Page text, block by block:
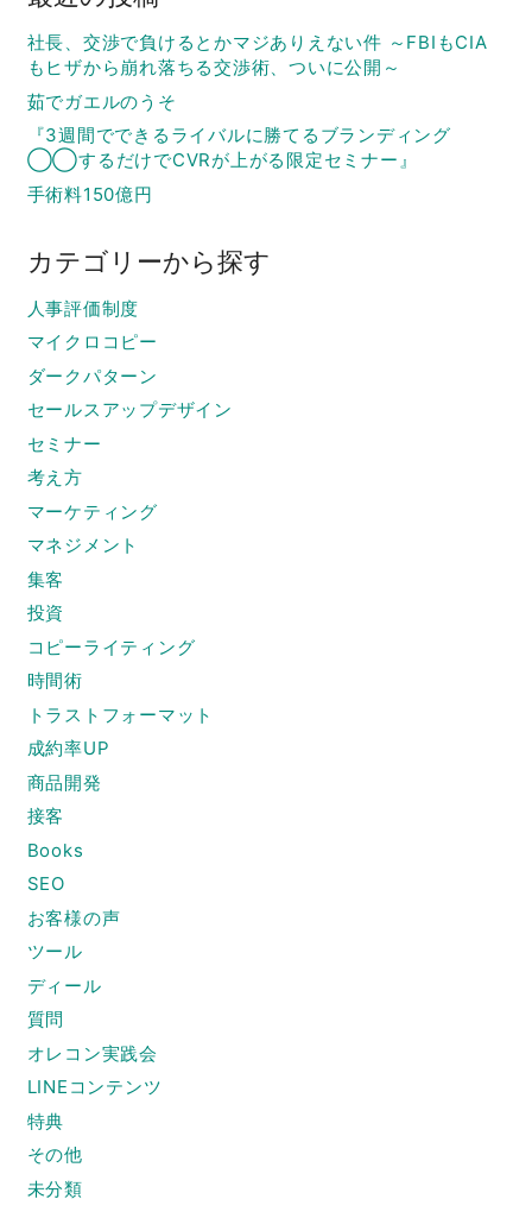
社長、交渉で負けるとかマジありえない件 ～FBIもCIA
もヒザから崩れ落ちる交渉術、ついに公開～
茹でガエルのうそ
『3週間でできるライバルに勝てるブランディング
◯◯するだけでCVRが上がる限定セミナー』
手術料150億円
カテゴリーから探す
人事評価制度
マイクロコピー
ダークパターン
セールスアップデザイン
セミナー
考え方
マーケティング
マネジメント
集客
投資
コピーライティング
時間術
トラストフォーマット
成約率UP
商品開発
接客
Books
SEO
お客様の声
ツール
ディール
質問
オレコン実践会
LINEコンテンツ
特典
その他
未分類